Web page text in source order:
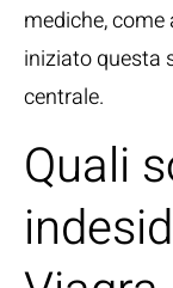
mediche,
iniziato questa
centrale.
Quali